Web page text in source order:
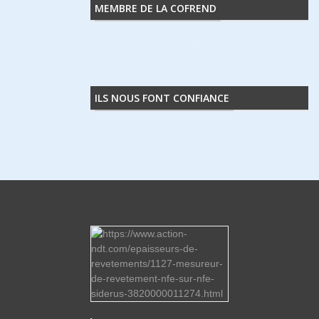
MEMBRE DE LA COFREND
ILS NOUS FONT CONFIANCE